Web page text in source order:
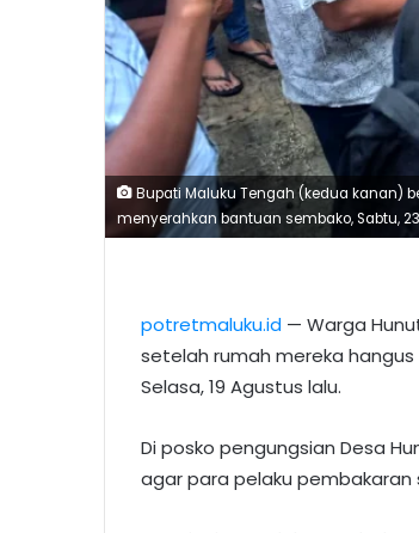
Bupati Maluku Tengah (kedua kanan)
menyerahkan bantuan sembako, Sabtu,
potretmaluku.id — Warga
setelah rumah mereka
Selasa, 19 Agustus lalu.
Di posko pengungsian Desa
agar para pelaku